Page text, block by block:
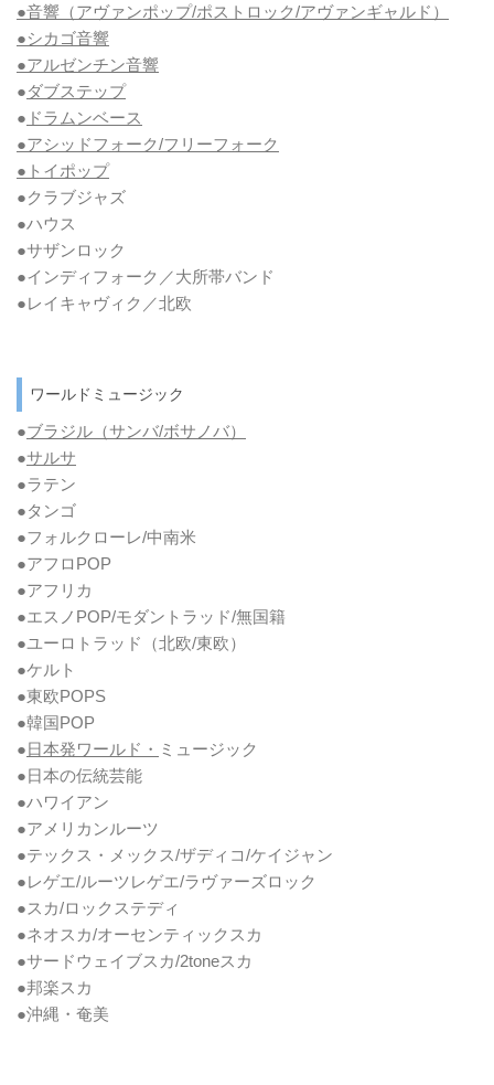
●音響（アヴァンポップ/ポストロック/アヴァンギャルド）
●シカゴ音響
●アルゼンチン音響
●ダブステップ
● ドラムンベース
●アシッドフォーク/フリーフォーク
●トイポップ
●クラブジャズ
●ハウス
●サザンロック
●インディフォーク／大所帯バンド
●レイキャヴィク／北欧
ワールドミュージック
●ブラジル（サンバ/ボサノバ）
●サルサ
●ラテン
●タンゴ
●フォルクローレ/中南米
●アフロPOP
●アフリカ
●エスノPOP/モダントラッド/無国籍
●ユーロトラッド（北欧/東欧）
●ケルト
●東欧POPS
●韓国POP
●日本発ワールド・ ミュージック
●日本の伝統芸能
●ハワイアン
●アメリカンルーツ
●テックス・メックス/ザディコ/ケイジャン
●レゲエ/ルーツレゲエ/ラヴァーズロック
●スカ/ロックステディ
●ネオスカ/オーセンティックスカ
●サードウェイブスカ/2toneスカ
●邦楽スカ
●沖縄・奄美